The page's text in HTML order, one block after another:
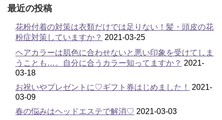
最近の投稿
花粉付着の対策は衣類だけでは足りない！髪・頭皮の花
粉症対策していますか？ 2021-03-25
ヘアカラーは肌色に合わせないと悪い印象を受けてしま
うことも…。自分に合うカラー知ってますか？ 2021-
03-18
お祝いやプレゼントに♡ギフト券はじめました！
2021-
03-09
春の悩みはヘッドエステで解消♡ 2021-03-03